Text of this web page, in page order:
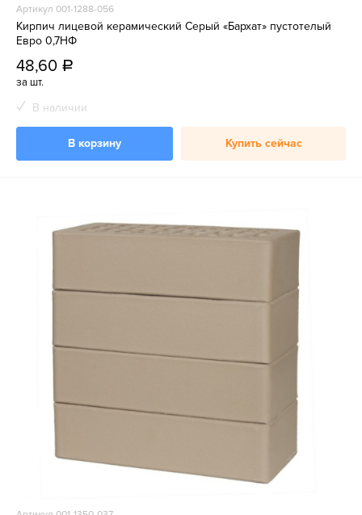
Артикул 001-1288-056
Кирпич лицевой керамический Серый «Бархат» пустотелый
Евро 0,7НФ
48,60 a
за шт.
В наличии
В корзину Купить сейчас